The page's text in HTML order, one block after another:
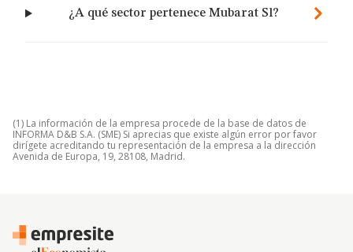
¿A qué sector pertenece Mubarat Sl?
(1) La información de la empresa procede de la base de datos de
INFORMA D&B S.A. (SME) Si aprecias que existe algún error por favor
dirígete acreditando tu representación de la empresa a la dirección
Avenida de Europa, 19, 28108, Madrid.